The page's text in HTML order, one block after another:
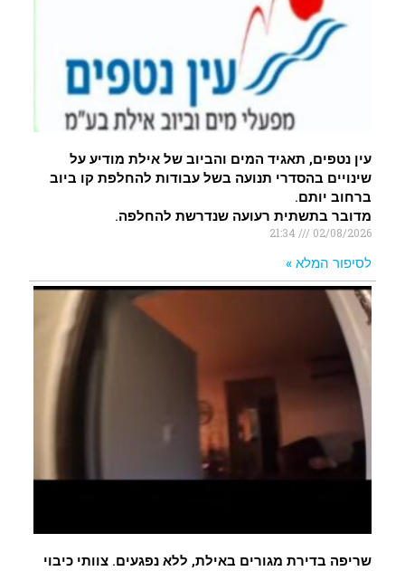
עין נטפים, תאגיד המים והביוב של אילת מודיע על
שינויים בהסדרי תנועה בשל עבודות להחלפת קו ביוב
ברחוב יותם.
מדובר בתשתית רעועה שנדרשת להחלפה.
02/08/2026
לסיפור המלא »
שריפה בדירת מגורים באילת, ללא נפגעים. צוותי כיבוי